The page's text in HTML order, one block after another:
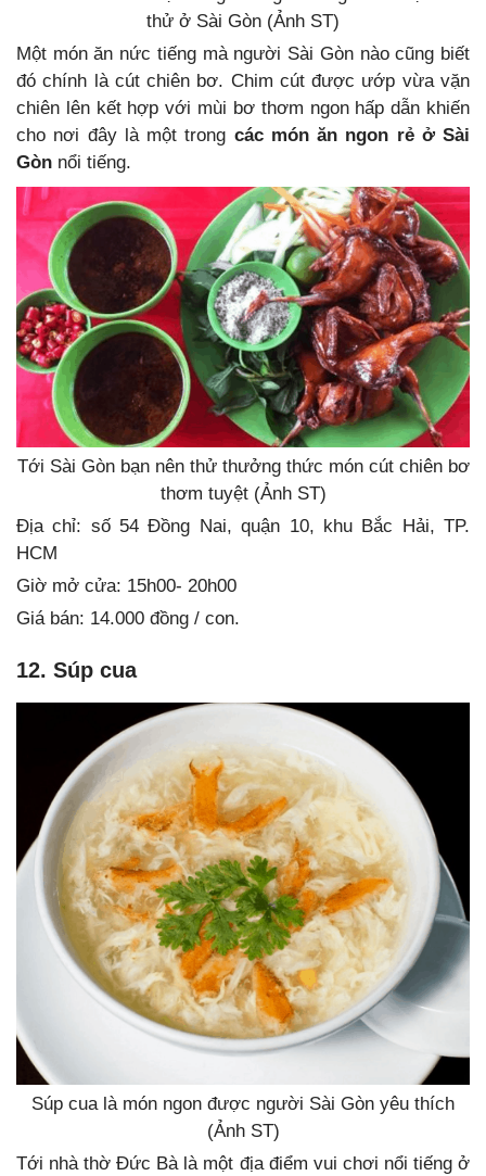
thử ở Sài Gòn (Ảnh ST)
Một món ăn nức tiếng mà người Sài Gòn nào cũng biết
đó chính là cút chiên bơ. Chim cút được ướp vừa vặn
chiên lên kết hợp với mùi bơ thơm ngon hấp dẫn khiến
cho nơi đây là một trong các món ăn ngon rẻ ở Sài
Gòn nổi tiếng.
Tới Sài Gòn bạn nên thử thưởng thức món cút chiên bơ
thơm tuyệt (Ảnh ST)
Địa chỉ: số 54 Đồng Nai, quận 10, khu Bắc Hải, TP.
HCM
Giờ mở cửa: 15h00- 20h00
Giá bán: 14.000 đồng / con.
12. Súp cua
Súp cua là món ngon được người Sài Gòn yêu thích
(Ảnh ST)
Tới nhà thờ Đức Bà là một địa điểm vui chơi nổi tiếng ở